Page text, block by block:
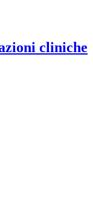
cliniche